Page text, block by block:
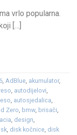
vrlo popularna.
[…]
, AdBlue, akumulator,
, autodijelovi,
, autosjedalica,
Zero, bmw, brisači,
, design,
, disk kočnice, disk